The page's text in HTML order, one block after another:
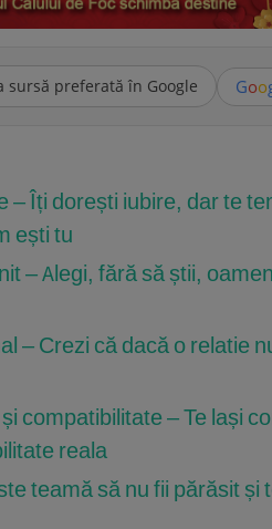
sursă preferată în Google Goo
– Îți dorești iubire, dar te
ești tu
– Alegi, fără să știi,
– Crezi că dacă o relatie
compatibilitate – Te lași
reala
teamă să nu fii părăsit și